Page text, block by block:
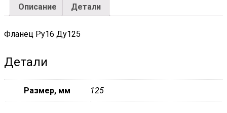
Описание Детали
Фланец Ру16 Ду125
Детали
Размер, мм 125